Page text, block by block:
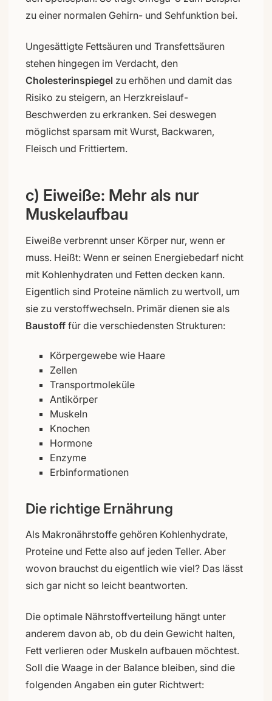
zu einer normalen Gehirn- und Sehfunktion bei.
Ungesättigte Fettsäuren und Transfettsäuren
stehen hingegen im Verdacht, den
Cholesterinspiegel zu erhöhen und damit das
Risiko zu steigern, an Herzkreislauf-
Beschwerden zu erkranken. Sei deswegen
möglichst sparsam mit Wurst, Backwaren,
Fleisch und Frittiertem.
c) Eiweiße: Mehr als nur
Muskelaufbau
Eiweiße verbrennt unser Körper nur, wenn er
muss. Heißt: Wenn er seinen Energiebedarf nicht
mit Kohlenhydraten und Fetten decken kann.
Eigentlich sind Proteine nämlich zu wertvoll, um
sie zu verstoffwechseln. Primär dienen sie als
Baustoff für die verschiedensten Strukturen:
Körpergewebe wie Haare
Zellen
Transportmoleküle
Antikörper
Muskeln
Knochen
Hormone
Enzyme
Erbinformationen
Die richtige Ernährung
Als Makronährstoffe gehören Kohlenhydrate,
Proteine und Fette also auf jeden Teller. Aber
wovon brauchst du eigentlich wie viel? Das lässt
sich gar nicht so leicht beantworten.
Die optimale Nährstoffverteilung hängt unter
anderem davon ab, ob du dein Gewicht halten,
Fett verlieren oder Muskeln aufbauen möchtest.
Soll die Waage in der Balance bleiben, sind die
folgenden Angaben ein guter Richtwert: